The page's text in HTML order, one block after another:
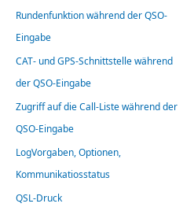
Rundenfunktion während der QSO-
Eingabe
CAT- und GPS-Schnittstelle während
der QSO-Eingabe
Zugriff auf die Call-Liste während der
QSO-Eingabe
LogVorgaben, Optionen,
Kommunikatiosstatus
QSL-Druck